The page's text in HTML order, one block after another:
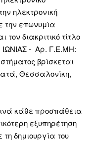
ηλεκτρονική
την επωνυμία
διακριτικό τίτλο
ΙΩΝΙΑΣ - Αρ. Γ.Ε.ΜΗ:
βρίσκεται
Θεσσαλονίκη,
κάθε προσπάθεια
εξυπηρέτηση
δημιουργία του